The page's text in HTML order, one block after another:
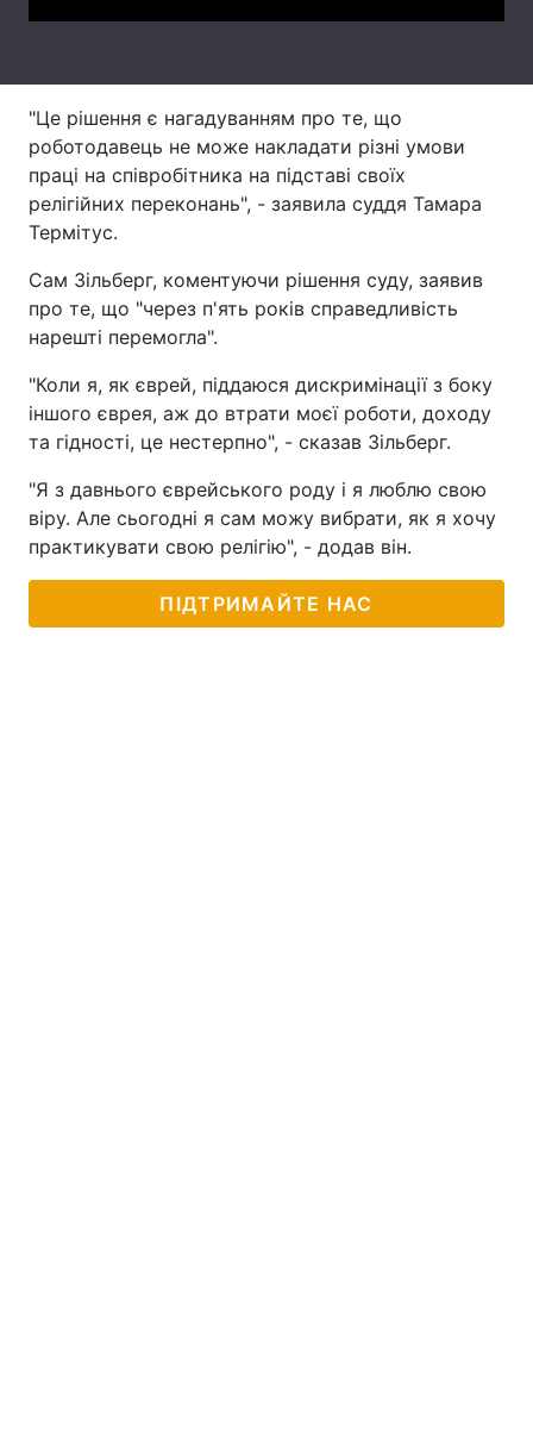
Послуги
Тема оформлення
"Це рішення є нагадуванням про те, що
роботодавець не може накладати різні умови
праці на співробітника на підставі своїх
релігійних переконань", - заявила суддя Тамара
Термітус.
Сам Зільберг, коментуючи рішення суду, заявив
про те, що "через п'ять років справедливість
нарешті перемогла".
"Коли я, як єврей, піддаюся дискримінації з боку
іншого єврея, аж до втрати моєї роботи, доходу
та гідності, це нестерпно", - сказав Зільберг.
"Я з давнього єврейського роду і я люблю свою
віру. Але сьогодні я сам можу вибрати, як я хочу
практикувати свою релігію", - додав він.
ПІДТРИМАЙТЕ НАС